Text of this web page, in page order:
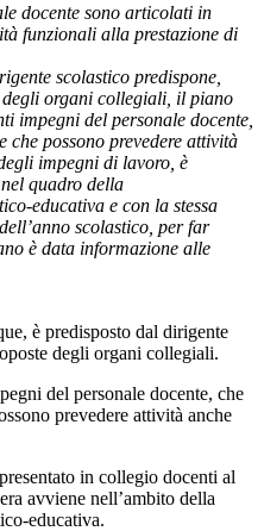
docente sono articolati in
funzionali alla prestazione di
scolastico predispone,
degli organi collegiali, il piano
impegni del personale docente,
possono prevedere attività
impegni di lavoro, è
quadro della
educativa e con la stessa
scolastico, per far
è data informazione alle
è predisposto dal dirigente
degli organi collegiali.
del personale docente, che
prevedere attività anche
in collegio docenti al
avviene nell’ambito della
educativa.